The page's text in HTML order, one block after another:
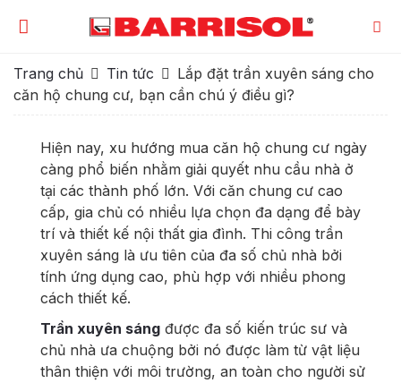
Trang chủ Tin tức
Lắp đặt trần xuyên sáng cho
căn hộ chung cư, bạn cần chú ý điều gì?
Hiện nay, xu hướng mua căn hộ chung cư ngày
càng phổ biến nhằm giải quyết nhu cầu nhà ở
tại các thành phố lớn. Với căn chung cư cao
cấp, gia chủ có nhiều lựa chọn đa dạng để bày
trí và thiết kế nội thất gia đình. Thi công trần
xuyên sáng là ưu tiên của đa số chủ nhà bởi
tính ứng dụng cao, phù hợp với nhiều phong
cách thiết kế.
Trần xuyên sáng được đa số kiến trúc sư và
chủ nhà ưa chuộng bởi nó được làm từ vật liệu
thân thiện với môi trường, an toàn cho người sử